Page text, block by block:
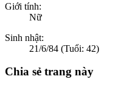
Giới tính:
Nữ
Sinh nhật:
21/6/84 (Tuổi: 42)
Chia sẻ trang này